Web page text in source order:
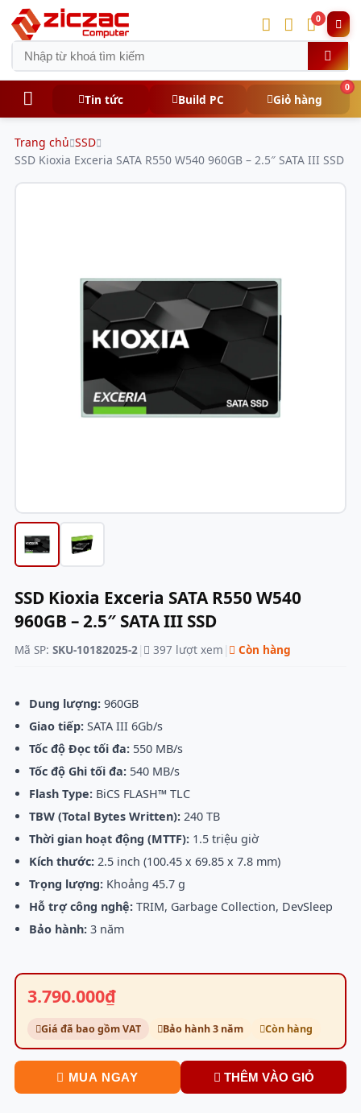
0
Tin tức Build PC Giỏ hàng
0
Trang chủ SSD
SSD Kioxia Exceria SATA R550 W540 960GB – 2.5″ SATA III SSD
SSD Kioxia Exceria SATA R550 W540
960GB – 2.5″ SATA III SSD
Mã SP: SKU-10182025-2| 397 lượt xem | Còn hàng
Dung lượng: 960GB
Giao tiếp: SATA III 6Gb/s
Tốc độ Đọc tối đa: 550 MB/s
Tốc độ Ghi tối đa: 540 MB/s
Flash Type: BiCS FLASH™ TLC
TBW (Total Bytes Written): 240 TB
Thời gian hoạt động (MTTF): 1.5 triệu giờ
Kích thước: 2.5 inch (100.45 x 69.85 x 7.8 mm)
Trọng lượng: Khoảng 45.7 g
Hỗ trợ công nghệ: TRIM, Garbage Collection, DevSleep
Bảo hành: 3 năm
3.790.000₫
Giá đã bao gồm VAT Bảo hành 3 năm Còn hàng
MUA NGAY THÊM VÀO GIỎ